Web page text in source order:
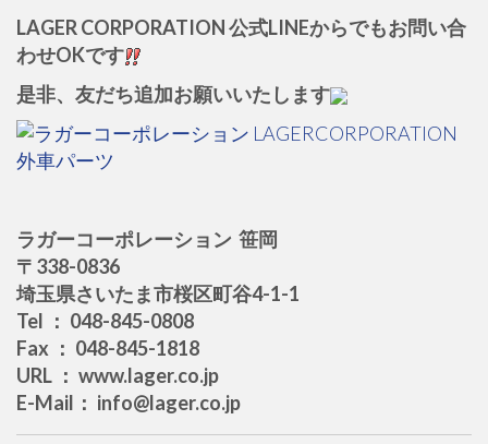
LAGER CORPORATION 公式LINEからでもお問い合
わせOKです
是非、友だち追加お願いいたします
ラガーコーポレーション 笹岡
〒338-0836
埼玉県さいたま市桜区町谷4-1-1
Tel ： 048-845-0808
Fax ： 048-845-1818
URL ： www.lager.co.jp
E-Mail： info@lager.co.jp